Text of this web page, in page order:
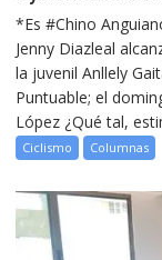
*Es #Chino
Jenny Diazleal
la juvenil Anllely
Puntuable; el
López ¿Qué tal,
Ciclismo Columnas